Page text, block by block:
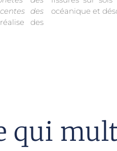
des
des
océanique et
qui